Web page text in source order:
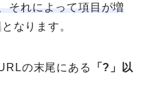
それによって項目が増
となります。
の末尾にある
「?」以